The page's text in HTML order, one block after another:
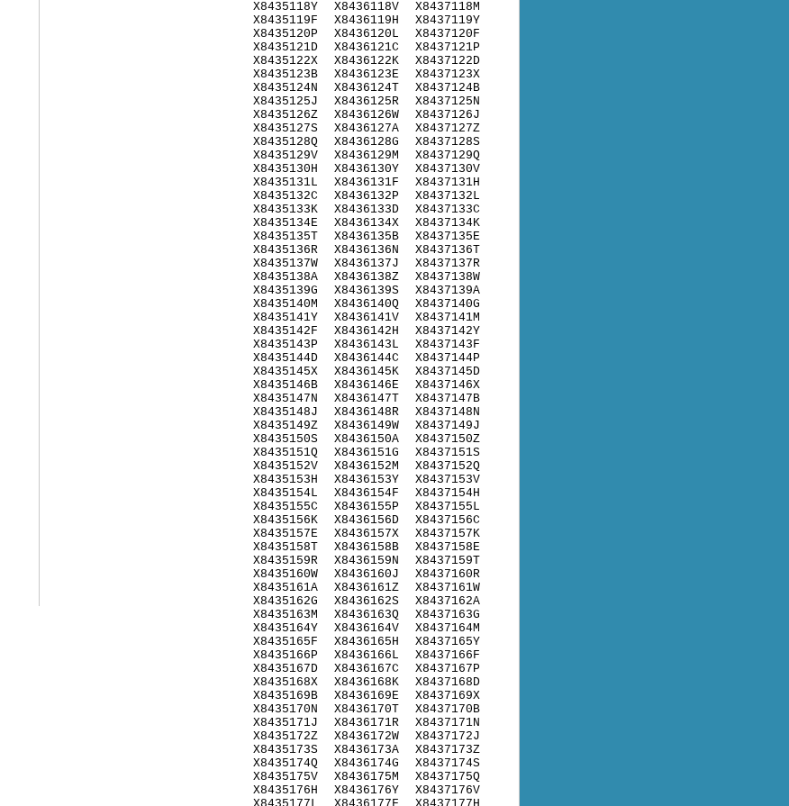
X8435118Y
X8435119F
X8435120P
X8435121D
X8435122X
X8435123B
X8435124N
X8435125J
X8435126Z
X8435127S
X8435128Q
X8435129V
X8435130H
X8435131L
X8435132C
X8435133K
X8435134E
X8435135T
X8435136R
X8435137W
X8435138A
X8435139G
X8435140M
X8435141Y
X8435142F
X8435143P
X8435144D
X8435145X
X8435146B
X8435147N
X8435148J
X8435149Z
X8435150S
X8435151Q
X8435152V
X8435153H
X8435154L
X8435155C
X8435156K
X8435157E
X8435158T
X8435159R
X8435160W
X8435161A
X8435162G
X8435163M
X8435164Y
X8435165F
X8435166P
X8435167D
X8435168X
X8435169B
X8435170N
X8435171J
X8435172Z
X8435173S
X8435174Q
X8435175V
X8435176H
X8436118V
X8436119H
X8436120L
X8436121C
X8436122K
X8436123E
X8436124T
X8436125R
X8436126W
X8436127A
X8436128G
X8436129M
X8436130Y
X8436131F
X8436132P
X8436133D
X8436134X
X8436135B
X8436136N
X8436137J
X8436138Z
X8436139S
X8436140Q
X8436141V
X8436142H
X8436143L
X8436144C
X8436145K
X8436146E
X8436147T
X8436148R
X8436149W
X8436150A
X8436151G
X8436152M
X8436153Y
X8436154F
X8436155P
X8436156D
X8436157X
X8436158B
X8436159N
X8436160J
X8436161Z
X8436162S
X8436163Q
X8436164V
X8436165H
X8436166L
X8436167C
X8436168K
X8436169E
X8436170T
X8436171R
X8436172W
X8436173A
X8436174G
X8436175M
X8436176Y
X8437118M
X8437119Y
X8437120F
X8437121P
X8437122D
X8437123X
X8437124B
X8437125N
X8437126J
X8437127Z
X8437128S
X8437129Q
X8437130V
X8437131H
X8437132L
X8437133C
X8437134K
X8437135E
X8437136T
X8437137R
X8437138W
X8437139A
X8437140G
X8437141M
X8437142Y
X8437143F
X8437144P
X8437145D
X8437146X
X8437147B
X8437148N
X8437149J
X8437150Z
X8437151S
X8437152Q
X8437153V
X8437154H
X8437155L
X8437156C
X8437157K
X8437158E
X8437159T
X8437160R
X8437161W
X8437162A
X8437163G
X8437164M
X8437165Y
X8437166F
X8437167P
X8437168D
X8437169X
X8437170B
X8437171N
X8437172J
X8437173Z
X8437174S
X8437175Q
X8437176V